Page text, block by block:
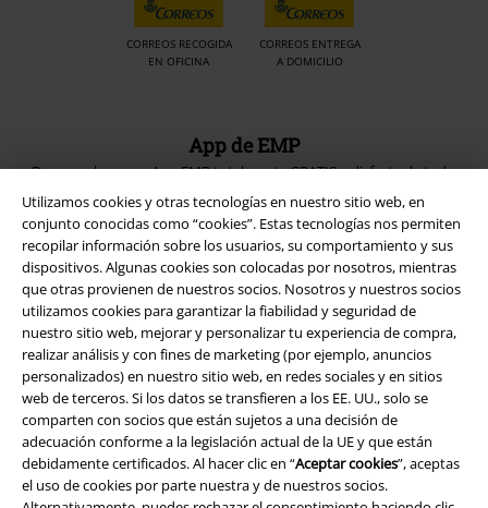
Utilizamos cookies y otras tecnologías en nuestro sitio web, en
conjunto conocidas como “cookies”. Estas tecnologías nos permiten
recopilar información sobre los usuarios, su comportamiento y sus
dispositivos. Algunas cookies son colocadas por nosotros, mientras
que otras provienen de nuestros socios. Nosotros y nuestros socios
utilizamos cookies para garantizar la fiabilidad y seguridad de
nuestro sitio web, mejorar y personalizar tu experiencia de compra,
realizar análisis y con fines de marketing (por ejemplo, anuncios
personalizados) en nuestro sitio web, en redes sociales y en sitios
web de terceros. Si los datos se transfieren a los EE. UU., solo se
comparten con socios que están sujetos a una decisión de
adecuación conforme a la legislación actual de la UE y que están
debidamente certificados. Al hacer clic en “Aceptar cookies”, aceptas
el uso de cookies por parte nuestra y de nuestros socios.
CORREOS RECOGIDA
EN OFICINA
CORREOS ENTREGA
A DOMICILIO
App de EMP
¡Descarga la nueva App EMP totalmente GRATIS y disfruta de todas
sus nuevas funciones y ventajas!
A Warner Music Group Company
Seguridad